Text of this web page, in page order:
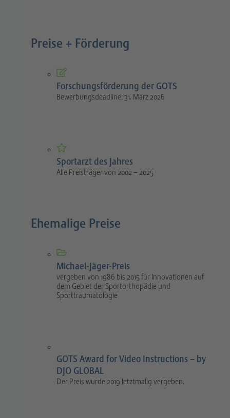
Preise + Förderung
Forschungsförderung der GOTS
Bewerbungsdeadline: 31. März 2026
Sportarzt des Jahres
Alle Preisträger von 2002 – 2025
Ehemalige Preise
Michael-Jäger-Preis
vergeben von 1986 bis 2015 für Innovationen auf
dem Gebiet der Sportorthopädie und
Sporttraumatologie
GOTS Award for Video Instructions – by
DJO GLOBAL
Der Preis wurde 2019 letztmalig vergeben.